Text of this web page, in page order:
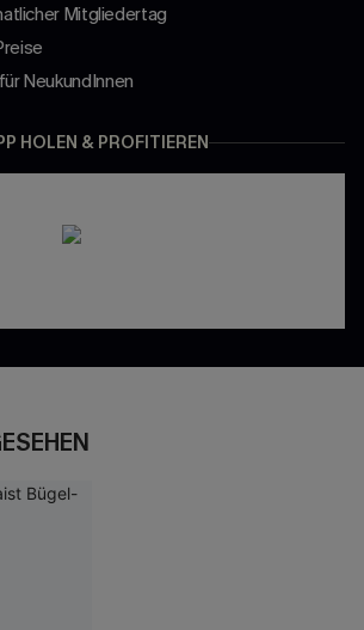
Mitgliedertag
NeukundInnen
HOLEN & PROFITIEREN